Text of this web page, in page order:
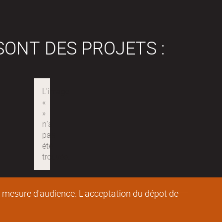
d'audience. L'acceptation du dépot de
DES PROJETS :